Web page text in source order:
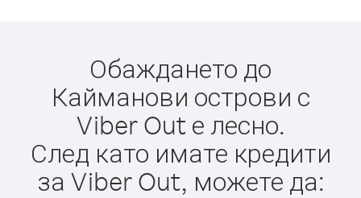
Обаждането до
Кайманови острови с
Viber Out е лесно.
След като имате кредити
за Viber Out, можете да: